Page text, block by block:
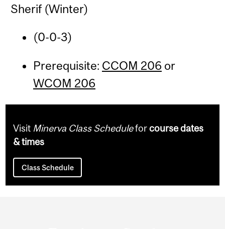
Sherif (Winter)
(0-0-3)
Prerequisite: CCOM 206 or
WCOM 206
Visit Minerva Class Scheduleforcourse dates
& times
Class Schedule